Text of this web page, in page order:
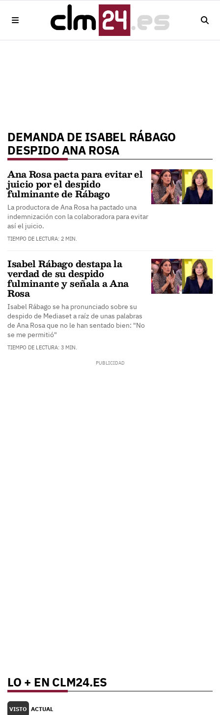
DEMANDA DE ISABEL RÁBAGO
DESPIDO ANA ROSA
Ana Rosa pacta para evitar el
juicio por el despido
fulminante de Rábago
La productora de Ana Rosa ha pactado una
indemnización con la colaboradora para evitar
así el juicio.
TIEMPO DE LECTURA: 2 MIN.
Isabel Rábago destapa la
verdad de su despido
fulminante y señala a Ana
Rosa
Isabel Rábago se ha pronunciado sobre su
despido de Mediaset a raíz de unas palabras
de Ana Rosa que no le han sentado bien: "No
se me permitió"
TIEMPO DE LECTURA: 3 MIN.
LO + EN CLM24.ES
VISTO ACTUAL